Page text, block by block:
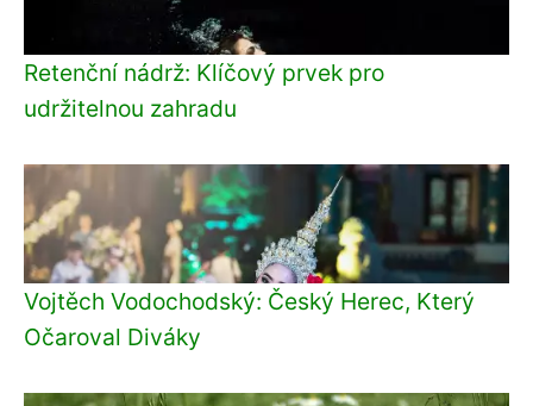
Retenční nádrž: Klíčový prvek pro
udržitelnou zahradu
Vojtěch Vodochodský: Český Herec, Který
Očaroval Diváky